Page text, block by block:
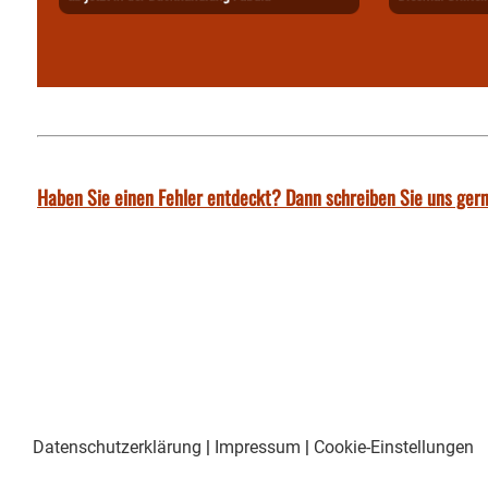
Haben Sie einen Fehler entdeckt? Dann schreiben Sie uns
Datenschutzerklärung | Impressum | Cookie-Einstellungen